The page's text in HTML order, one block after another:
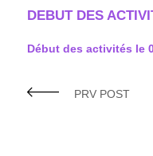
DEBUT DES
Début des activités le
PRV POST